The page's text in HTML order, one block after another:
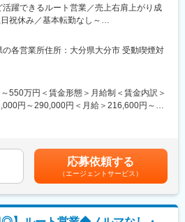
育担当がつき、 商材理解から取引先の引
ートします。
いただきます。
行＋倉庫業務で基礎から習得
スタートし、段階的にステップアップ
を中心に基礎を習得
持ち、提案力を強化
のため、将来的な市場価値向上にもつなが
活躍できるルート営業／売上右肩上がり成
祝休み／基本転勤なし～
設備・建材など、暮らしに欠かせない分
必要な商材のルート営業です。
字に追われる営業ではなく、信頼関係を
期的な信頼関係を築く営業スタイル
と信頼があり、営業しやすい環境
品から、柔軟な提案が可能
スケールでありつつ、地域密着型の営業
の各営業所住所：大分県大分市 受動喫煙対
550万円＜賃金形態＞月給制＜賃金内訳＞
円～290,000円＜月給＞216,600円～
入社5年目）年収620万円／42歳営業職／月
年収850万円／43歳所長職／月収57万円
あくまでも目安の金額であり、選考を通じ
ます。月給(月額)は固定手当を含めた表記
応募依頼する
（エージェントサービス）